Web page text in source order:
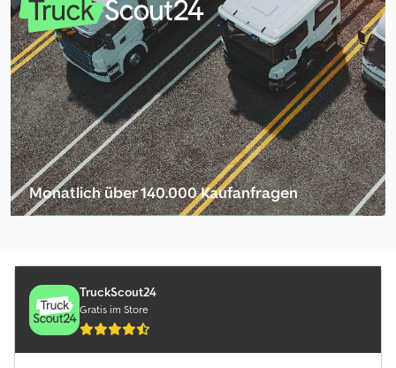
Monatlich über 140.000 Kaufanfragen
TruckScout24
Gratis im Store